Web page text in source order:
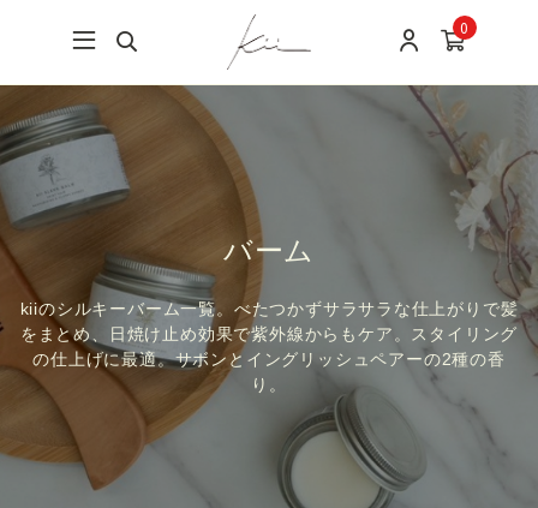
0
バーム
kiiのシルキーバーム一覧。べたつかずサラサラな仕上がりで髪
をまとめ、日焼け止め効果で紫外線からもケア。スタイリング
の仕上げに最適。サボンとイングリッシュペアーの2種の香
り。